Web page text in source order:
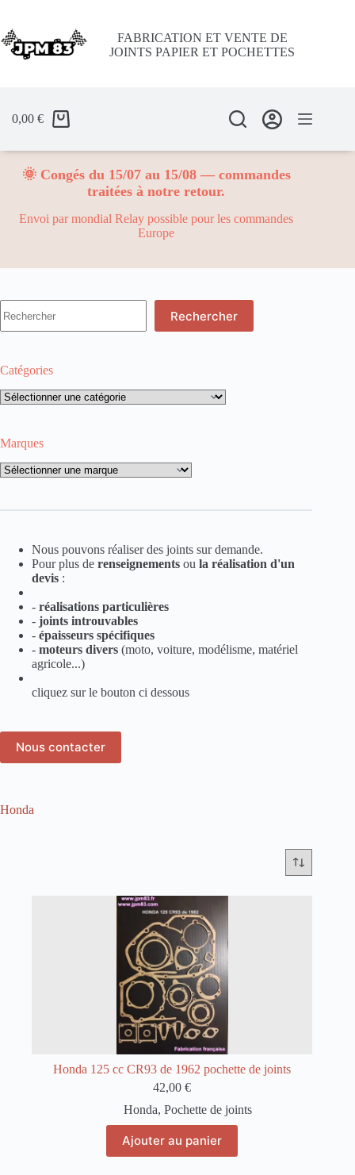
contenu
FABRICATION ET VENTE DE
JOINTS PAPIER ET POCHETTES
0,00 €
🌞 Congés du 15/07 au 15/08 — commandes
traitées à notre retour.
Envoi par mondial Relay possible pour les commandes
Europe
Honda
Honda 125 cc CR93 de 1962 pochette de joints
42,00€
Honda,Pochette de joints
Ajouter au panier
Rechercher
résultat
Catégories
Catégories
Marques
Marques
Nous pouvons réaliser des joints sur demande.
Pour plus de renseignements ou la réalisation d'un
devis :
- réalisations particulières
- joints introuvables
- épaisseurs spécifiques
- moteurs divers (moto, voiture, modélisme, matériel
agricole...)
cliquez sur le bouton ci dessous
Nous contacter